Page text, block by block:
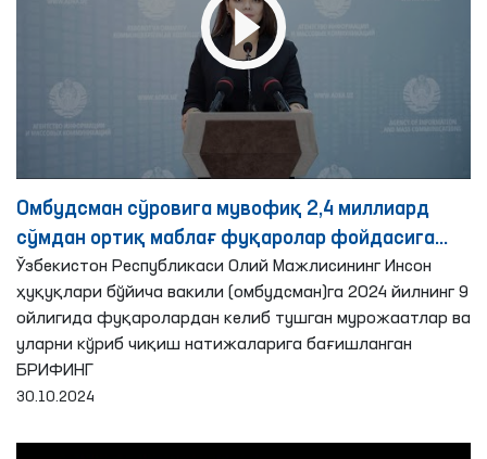
Омбудсман сўровига мувофиқ 2,4 миллиард
сўмдан ортиқ маблағ фуқаролар фойдасига
ундирилди
Ўзбекистон Республикаси Олий Мажлисининг Инсон
ҳуқуқлари бўйича вакили (омбудсман)га 2024 йилнинг 9
ойлигида фуқаролардан келиб тушган мурожаатлар ва
уларни кўриб чиқиш натижаларига бағишланган
БРИФИНГ
30.10.2024